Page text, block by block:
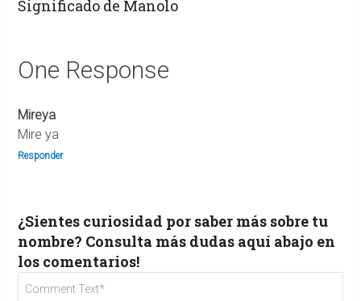
Significado de Manolo
One Response
Mireya
Mire ya
Responder
¿Sientes curiosidad por saber más sobre tu
nombre? Consulta más dudas aquí abajo en
los comentarios!